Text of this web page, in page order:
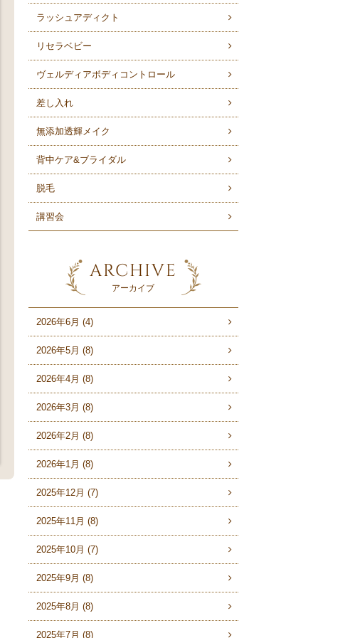
ラッシュアディクト
リセラベビー
ヴェルディアボディコントロール
差し入れ
無添加透輝メイク
背中ケア&ブライダル
脱毛
講習会
ARCHIVE
アーカイブ
2026年6月 (4)
2026年5月 (8)
2026年4月 (8)
2026年3月 (8)
2026年2月 (8)
2026年1月 (8)
2025年12月 (7)
2025年11月 (8)
2025年10月 (7)
2025年9月 (8)
2025年8月 (8)
2025年7月 (8)